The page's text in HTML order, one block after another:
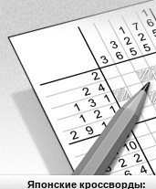
Японские кроссворды: